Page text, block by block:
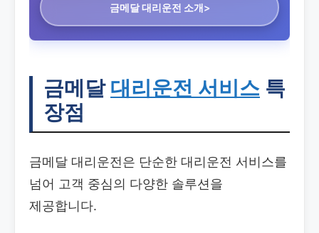
금메달 대리운전 소개>
금메달 대리운전 서비스 특
장점
금메달 대리운전은 단순한 대리운전 서비스를
넘어 고객 중심의 다양한 솔루션을
제공합니다.